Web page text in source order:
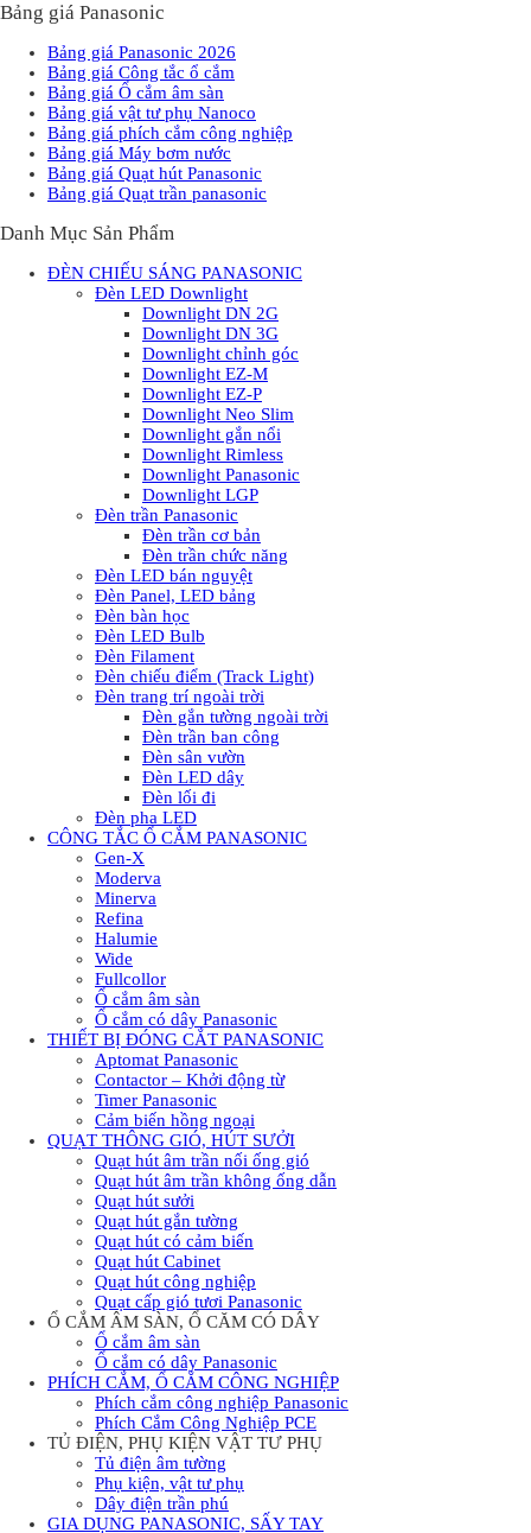
Bảng giá Panasonic
Bảng giá Panasonic 2026
Bảng giá Công tắc ổ cắm
Bảng giá Ổ cắm âm sàn
Bảng giá vật tư phụ Nanoco
Bảng giá phích cắm công nghiệp
Bảng giá Máy bơm nước
Bảng giá Quạt hút Panasonic
Bảng giá Quạt trần panasonic
Danh Mục Sản Phẩm
ĐÈN CHIẾU SÁNG PANASONIC
Đèn LED Downlight
Downlight DN 2G
Downlight DN 3G
Downlight chỉnh góc
Downlight EZ-M
Downlight EZ-P
Downlight Neo Slim
Downlight gắn nổi
Downlight Rimless
Downlight Panasonic
Downlight LGP
Đèn trần Panasonic
Đèn trần cơ bản
Đèn trần chức năng
Đèn LED bán nguyệt
Đèn Panel, LED bảng
Đèn bàn học
Đèn LED Bulb
Đèn Filament
Đèn chiếu điểm (Track Light)
Đèn trang trí ngoài trời
Đèn gắn tường ngoài trời
Đèn trần ban công
Đèn sân vườn
Đèn LED dây
Đèn lối đi
Đèn pha LED
CÔNG TẮC Ổ CẮM PANASONIC
Gen-X
Moderva
Minerva
Refina
Halumie
Wide
Fullcollor
Ổ cắm âm sàn
Ổ cắm có dây Panasonic
THIẾT BỊ ĐÓNG CẮT PANASONIC
Aptomat Panasonic
Contactor – Khởi động từ
Timer Panasonic
Cảm biến hồng ngoại
QUẠT THÔNG GIÓ, HÚT SƯỞI
Quạt hút âm trần nối ống gió
Quạt hút âm trần không ống dẫn
Quạt hút sưởi
Quạt hút gắn tường
Quạt hút có cảm biến
Quạt hút Cabinet
Quạt hút công nghiệp
Quạt cấp gió tươi Panasonic
Ổ CẮM ÂM SÀN, Ổ CĂM CÓ DÂY
Ổ cắm âm sàn
Ổ cắm có dây Panasonic
PHÍCH CẮM, Ổ CẮM CÔNG NGHIỆP
Phích cắm công nghiệp Panasonic
Phích Cắm Công Nghiệp PCE
TỦ ĐIỆN, PHỤ KIỆN VẬT TƯ PHỤ
Tủ điện âm tường
Phụ kiện, vật tư phụ
Dây điện trần phú
GIA DỤNG PANASONIC, SẤY TAY